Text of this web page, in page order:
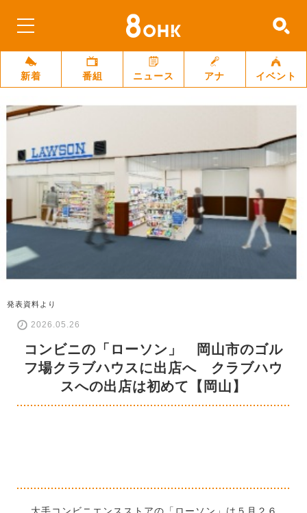
新着 番組 ニュース アナ イベント
発表資料より
2026.05.26
コンビニの「ローソン」 岡山市のゴル
フ場クラブハウスに出店へ クラブハウ
スへの出店は初めて【岡山】
大手コンビニエンスストアの「ローソン」は５月２６